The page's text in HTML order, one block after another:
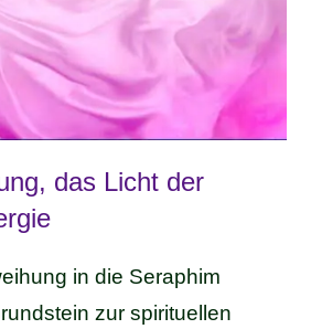
das Licht der
in die Seraphim
zur spirituellen